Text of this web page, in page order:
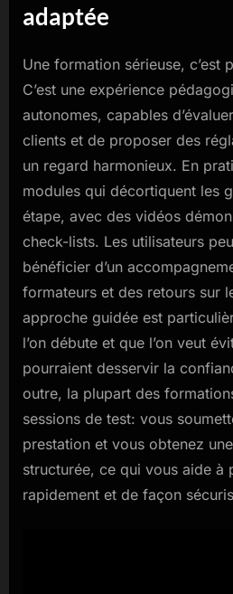
adaptée
Une formation sérieuse, c’est
C’est une expérience
autonomes, capables
clients et de proposer des
un regard harmonieux. En
modules qui décortiquent les
étape, avec des vidéos
check-lists. Les utilisateurs
bénéficier d’un
formateurs et des retours sur
approche guidée est
l’on débute et que l’on veut
pourraient desservir la
outre, la plupart des
sessions de test: vous
prestation et vous obtenez
structurée, ce qui vous aide à
rapidement et de façon